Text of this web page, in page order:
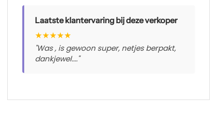
Laatste klantervaring bij deze verkoper
★★★★★
"Was , is gewoon super, netjes berpakt,
dankjewel...."